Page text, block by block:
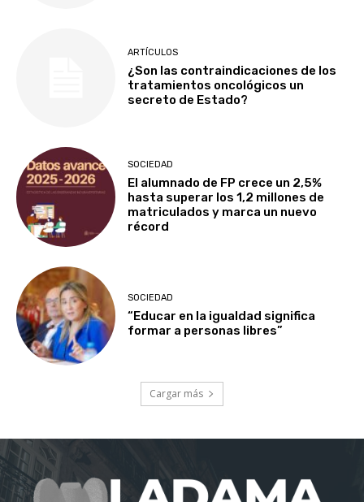
ARTÍCULOS
¿Son las contraindicaciones de los
tratamientos oncológicos un
secreto de Estado?
SOCIEDAD
El alumnado de FP crece un 2,5%
hasta superar los 1,2 millones de
matriculados y marca un nuevo
récord
SOCIEDAD
“Educar en la igualdad significa
formar a personas libres”
Cargar más